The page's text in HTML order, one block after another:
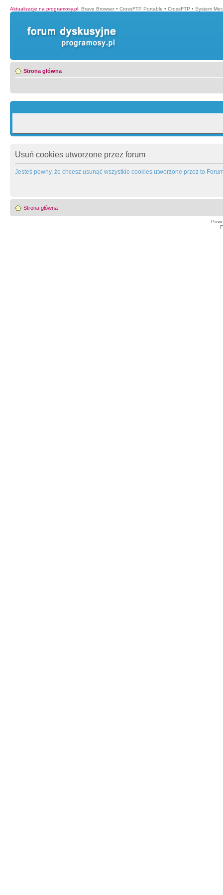
Aktualizacje na programosy.pl: Brave Browser • CrossFTP Portable • CrossFTP • System
Strona główna
Usuń cookies utworzone przez forum
Jesteś pewny, że chcesz usunąć wszystkie cookies utworzone przez to
Strona główna